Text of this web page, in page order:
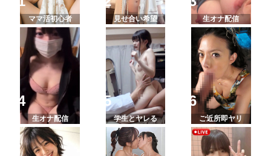
ママ活初心者 見せ合い希望 生オナ配信
生オナ配信 学生とヤレる ご近所即ヤリ